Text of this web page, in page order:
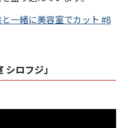
一緒に美容室でカット #8
ロフジ」